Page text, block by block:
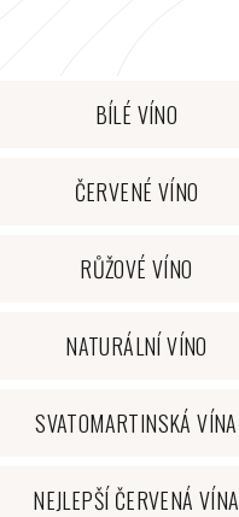
BÍLÉ VÍNO
ČERVENÉ VÍNO
RŮŽOVÉ VÍNO
NATURÁLNÍ VÍNO
SVATOMARTINSKÁ VÍNA
NEJLEPŠÍ ČERVENÁ VÍNA